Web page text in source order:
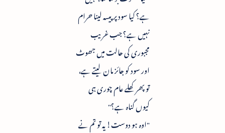
ہے؟ کیا سود پر پیسہ لینا حرام
نہیں ہے؟ جب غریب
مجبوری کی حالت میں جھوٹ
اور سود کو جائز مان لیتے ہے،
تو پھر کھلے عام چوری ہی
کیوں گناہ ہے؟"
"اوہ ہو دوست! یہ تو تم نے